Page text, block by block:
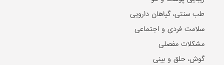
طب سنتی، گیاهان دارویی
سلامت فردی و اجتماعی
مشکلات مفصلی
گوش، حلق و بینی